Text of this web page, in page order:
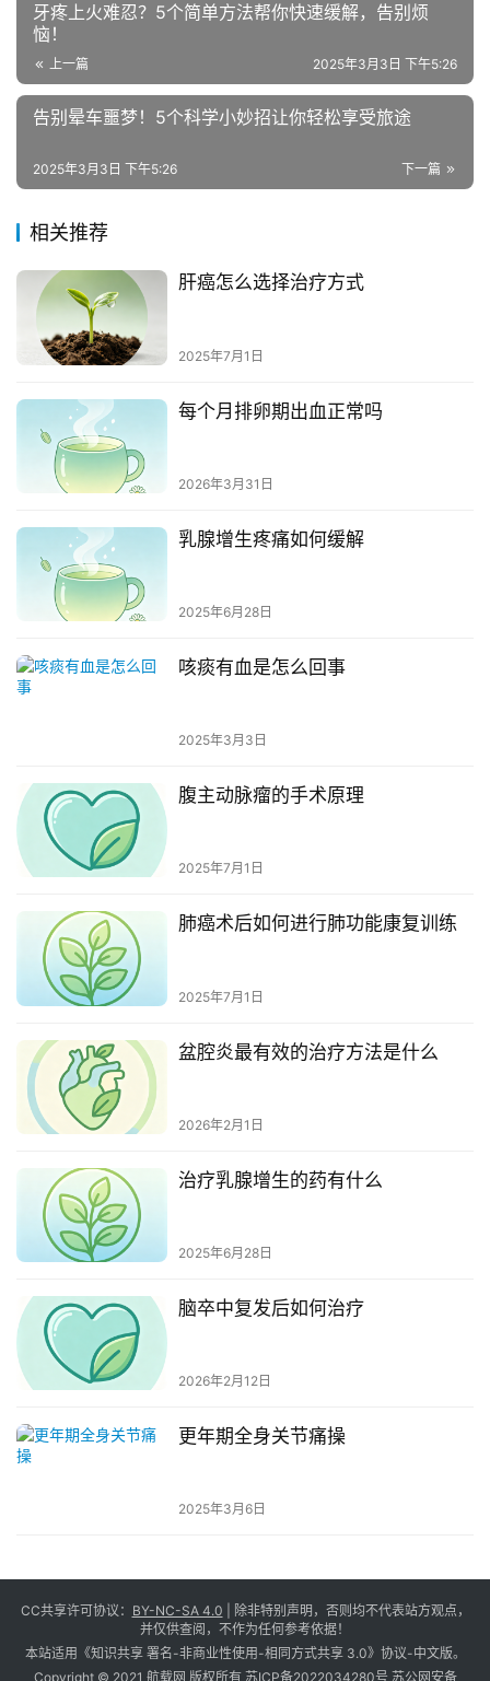
牙疼上火难忍？5个简单方法帮你快速缓解，告别烦
恼！
上一篇 2025年3月3日 下午5:26
告别晕车噩梦！5个科学小妙招让你轻松享受旅途
下一篇
2025年3月3日 下午5:26
相关推荐
肝癌怎么选择治疗方式
2025年7月1日
每个月排卵期出血正常吗
2026年3月31日
乳腺增生疼痛如何缓解
2025年6月28日
咳痰有血是怎么回事
2025年3月3日
腹主动脉瘤的手术原理
2025年7月1日
肺癌术后如何进行肺功能康复训练
2025年7月1日
盆腔炎最有效的治疗方法是什么
2026年2月1日
治疗乳腺增生的药有什么
2025年6月28日
脑卒中复发后如何治疗
2026年2月12日
更年期全身关节痛操
2025年3月6日
CC共享许可协议： BY-NC-SA 4.0 | 除非特别声明，否则均不代表站方观点，
并仅供查阅，不作为任何参考依据！
本站适用《知识共享 署名-非商业性使用-相同方式共享 3.0》协议-中文版。
Copyright © 2021 航载网 版权所有 苏ICP备2022034280号 苏公网安备